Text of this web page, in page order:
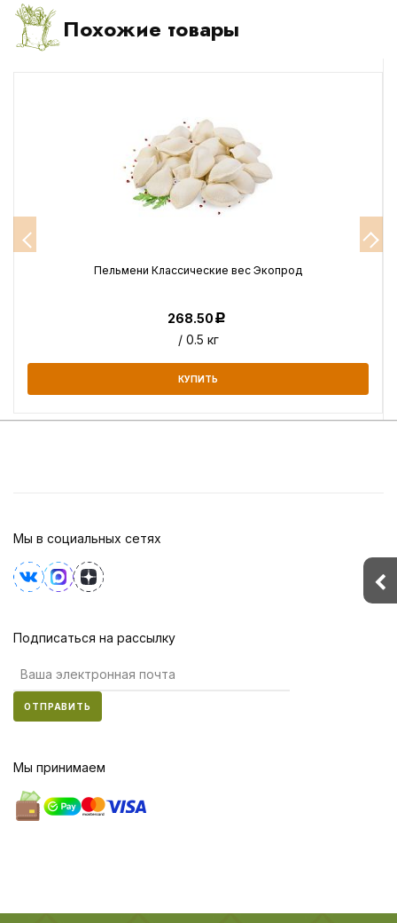
Похожие товары
Пельмени Классические вес Экопрод
268.50Р
/ 0.5 кг
КУПИТЬ
Мы в социальных сетях
Подписаться на рассылку
ОТПРАВИТЬ
Мы принимаем